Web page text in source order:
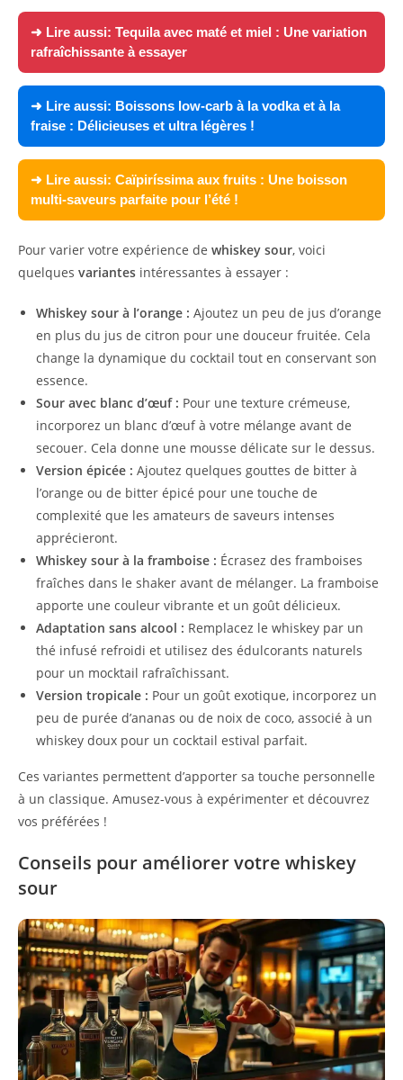
➜ Lire aussi: Tequila avec maté et miel : Une variation
rafraîchissante à essayer
➜ Lire aussi: Boissons low-carb à la vodka et à la
fraise : Délicieuses et ultra légères !
➜ Lire aussi: Caïpiríssima aux fruits : Une boisson
multi-saveurs parfaite pour l’été !
Pour varier votre expérience de whiskey sour, voici
quelques variantes intéressantes à essayer :
Whiskey sour à l’orange : Ajoutez un peu de jus d’orange
en plus du jus de citron pour une douceur fruitée. Cela
change la dynamique du cocktail tout en conservant son
essence.
Sour avec blanc d’œuf : Pour une texture crémeuse,
incorporez un blanc d’œuf à votre mélange avant de
secouer. Cela donne une mousse délicate sur le dessus.
Version épicée : Ajoutez quelques gouttes de bitter à
l’orange ou de bitter épicé pour une touche de
complexité que les amateurs de saveurs intenses
apprécieront.
Whiskey sour à la framboise : Écrasez des framboises
fraîches dans le shaker avant de mélanger. La framboise
apporte une couleur vibrante et un goût délicieux.
Adaptation sans alcool : Remplacez le whiskey par un
thé infusé refroidi et utilisez des édulcorants naturels
pour un mocktail rafraîchissant.
Version tropicale : Pour un goût exotique, incorporez un
peu de purée d’ananas ou de noix de coco, associé à un
whiskey doux pour un cocktail estival parfait.
Ces variantes permettent d’apporter sa touche personnelle
à un classique. Amusez-vous à expérimenter et découvrez
vos préférées !
Conseils pour améliorer votre whiskey
sour